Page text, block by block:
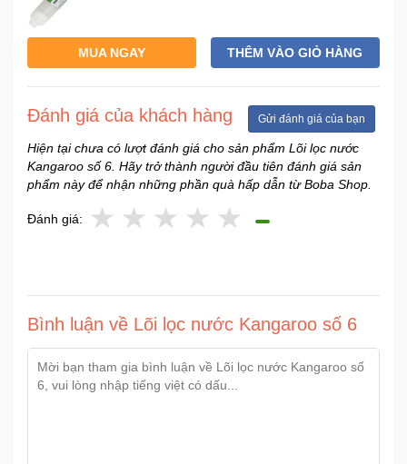
Máy
chơi
công
MUA NGAY THÊM VÀO GIỎ HÀNG
Đánh giá của khách hàng Gửi đánh giá của bạn
Hiện tại chưa có lượt đánh giá cho sản phẩm Lõi lọc nước
Kangaroo số 6. Hãy trở thành người đầu tiên đánh giá sản
phẩm này để nhận những phần quà hấp dẫn từ Boba Shop.
Đánh giá:
Bình luận về Lõi lọc nước Kangaroo số 6